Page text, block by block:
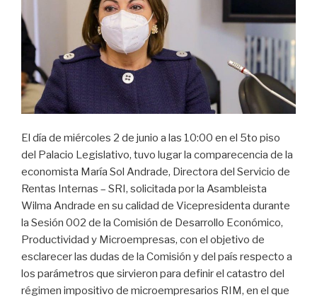
El día de miércoles 2 de junio a las 10:00 en el 5to piso
del Palacio Legislativo, tuvo lugar la comparecencia de la
economista María Sol Andrade, Directora del Servicio de
Rentas Internas – SRI, solicitada por la Asambleista
Wilma Andrade en su calidad de Vicepresidenta durante
la Sesión 002 de la Comisión de Desarrollo Económico,
Productividad y Microempresas, con el objetivo de
esclarecer las dudas de la Comisión y del país respecto a
los parámetros que sirvieron para definir el catastro del
régimen impositivo de microempresarios RIM, en el que